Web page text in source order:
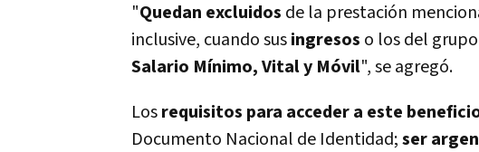
"Quedan excluidos de la prestación
inclusive, cuando susingresos o los del
Salario Mínimo, Vital y Móvil", se agregó.
Losrequisitos para acceder a este
Documento Nacional de Identidad;ser